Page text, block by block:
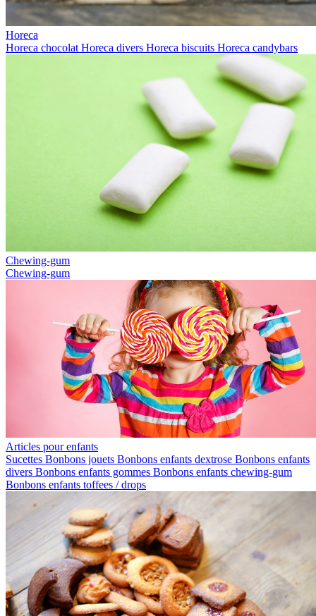
Horeca
Horeca chocolat Horeca divers Horeca biscuits Horeca candybars
Chewing-gum
Chewing-gum
Articles pour enfants
Sucettes Bonbons jouets Bonbons enfants dextrose Bonbons enfants
divers Bonbons enfants gommes Bonbons enfants chewing-gum
Bonbons enfants toffees / drops